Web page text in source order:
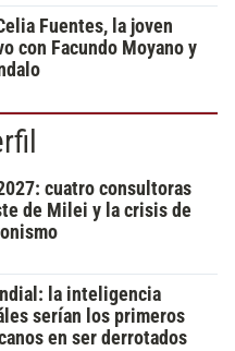
Fuentes, la joven
con Facundo Moyano y
cuatro consultoras
de Milei y la crisis de
la inteligencia
serían los primeros
en ser derrotados